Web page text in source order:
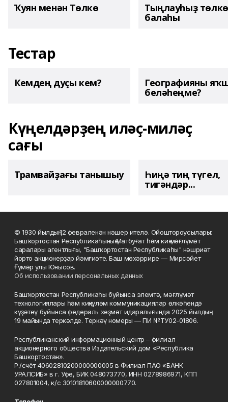
Ҡуян менән Төлкө Тыңлауһыҙ төлкө
балаһы
Тестар
Кемдең дуҫы кем? Географияны
беләһеңме?
Күңелдәрҙең иләҫ-миләҫ
сағы
Трамвайҙағы танышыу Һиңә тиң түгел,
тигәндәр...
© 1930 йылдың 12 февраленән нәшер ителә. Ойоштороусылары:
Башҡортостан Республикаһының Матбуғат һәм киң мәғлүмәт
саралары агентлығы, "Башҡортостан Республикаһы" нәшриәт
йорто акционерҙар йәмғиәте. Баш мөхәррире — Мирсәйет
Ғүмәр улы Юнысов.
Об использовании персональных данных
Башҡортостан Республикаһы буйынса элемтә, мәғлүмәт
технологиялары һәм киңкүләм коммуникациялар өлкәһендә
күҙәтеү буйынса федераль хеҙмәт идаралығында 2025 йылдың
19 майында теркәлде. Теркәү номеры — ПИ №ТУ02-01806.
Республиканский информационный центр – филиал
акционерного общества Издательский дом «Республика
Башкортостан».
Р./счёт 40602810200000000005 в Филиал ПАО «БАНК
УРАЛСИБ» в г. Уфе, БИК 048073770, ИНН 0278986971, КПП
027801004, к/с 30101810600000000770.